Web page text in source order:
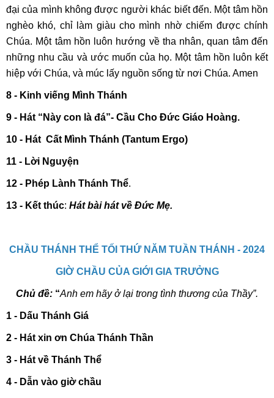
đại của mình không được người khác biết đến. Một tâm hồn
nghèo khó, chỉ làm giàu cho mình nhờ chiếm được chính
Chúa. Một tâm hồn luôn hướng về tha nhân, quan tâm đến
những nhu cầu và ước muốn của họ. Một tâm hồn luôn kết
hiệp với Chúa, và múc lấy nguồn sống từ nơi Chúa. Amen
8 - Kinh viếng Mình Thánh
9 - Hát “Này con là đá”- Cầu Cho Đức Giáo Hoàng.
10 - Hát Cất Mình Thánh (Tantum Ergo)
11 - Lời Nguyện
12 - Phép Lành Thánh Thể.
13 - Kết thúc: Hát bài hát về Đức Mẹ.
CHẦU THÁNH THỂ TỐI THỨ NĂM TUẦN THÁNH - 2024
GIỜ CHẦU CỦA GIỚI GIA TRƯỞNG
Chủ đề: “Anh em hãy ở lại trong tình thương của Thầy”.
1 - Dấu Thánh Giá
2 - Hát xin ơn Chúa Thánh Thần
3 - Hát về Thánh Thể
4 - Dẫn vào giờ chầu